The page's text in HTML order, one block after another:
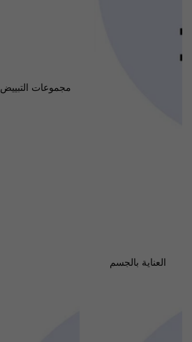
مجموعات التبييض
العناية بالجسم